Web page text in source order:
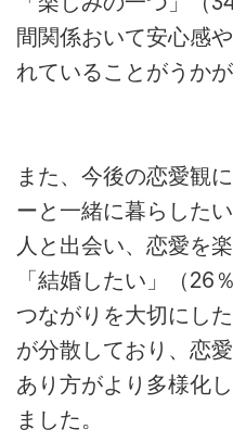
間関係おいて安心感
れていることがうかが
また、今後の恋愛観
ーと一緒に暮らした
人と出会い、恋愛を
「結婚したい」（26
つながりを大切にし
が分散しており、恋
あり方がより多様化
ました。